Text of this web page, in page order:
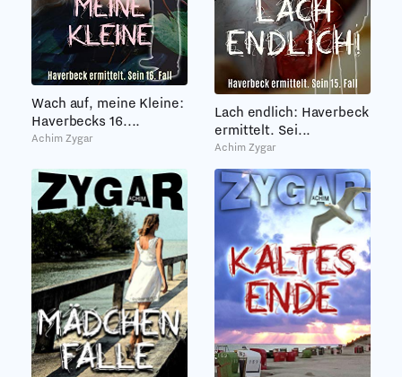
Wach auf, meine Kleine:
Haverbecks 16....
Achim Zygar
Lach endlich: Haverbeck
ermittelt. Sei...
Achim Zygar